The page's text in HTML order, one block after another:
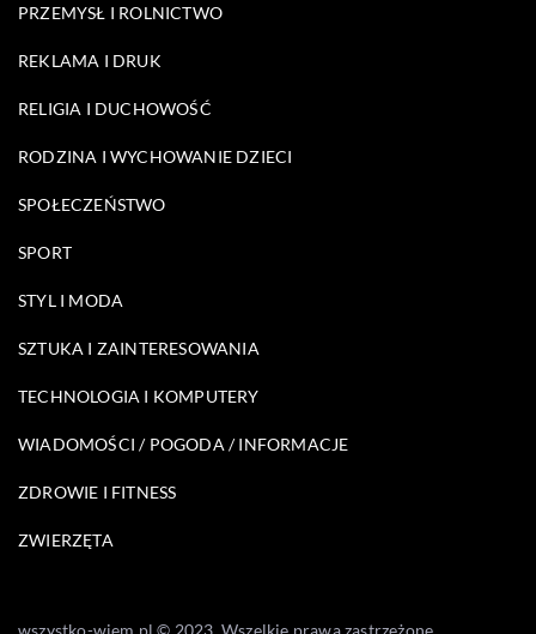
PRZEMYSŁ I ROLNICTWO
REKLAMA I DRUK
RELIGIA I DUCHOWOŚĆ
RODZINA I WYCHOWANIE DZIECI
SPOŁECZEŃSTWO
SPORT
STYL I MODA
SZTUKA I ZAINTERESOWANIA
TECHNOLOGIA I KOMPUTERY
WIADOMOŚCI / POGODA / INFORMACJE
ZDROWIE I FITNESS
ZWIERZĘTA
wszystko-wiem.pl © 2023. Wszelkie prawa zastrzeżone.